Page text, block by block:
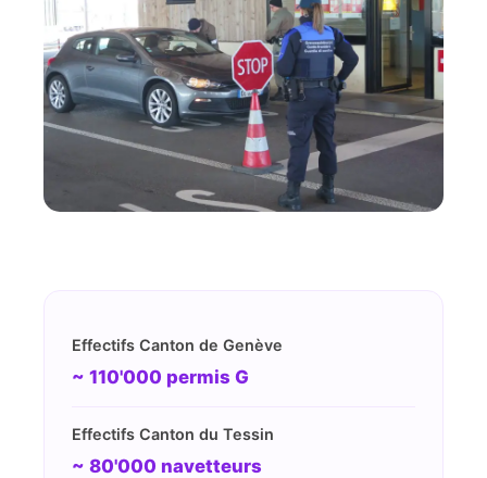
Effectifs Canton de Genève
~ 110'000 permis G
Effectifs Canton du Tessin
~ 80'000 navetteurs